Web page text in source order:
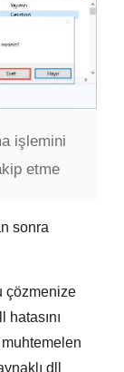
işlemini
etme
sonra
çözmenize
hatasını
dll